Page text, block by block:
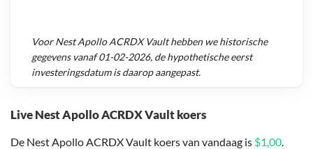
Live Nest Apollo ACRDX Vault koers
De Nest Apollo ACRDX Vault koers van vandaag is $1,00.
VoorNest Apollo ACRDX Vaulthebben we historische
gegevens vanaf01-02-2026, de hypothetische eerst
investeringsdatum is daarop aangepast.